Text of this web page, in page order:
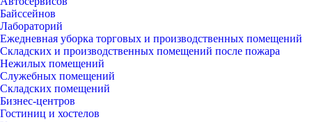
Байссейнов
Лабораторий
Ежедневная уборка торговых и производственных помещений
Складских и производственных помещений после пожара
Нежилых помещений
Служебных помещений
Складских помещений
Бизнес-центров
Гостиниц и хостелов